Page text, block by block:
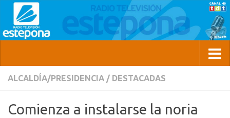
ALCALDÍA/PRESIDENCIA / DESTACADAS
Comienza a instalarse la noria